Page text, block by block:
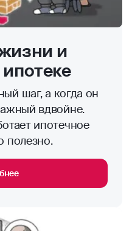
несут
могут
Защитить вас